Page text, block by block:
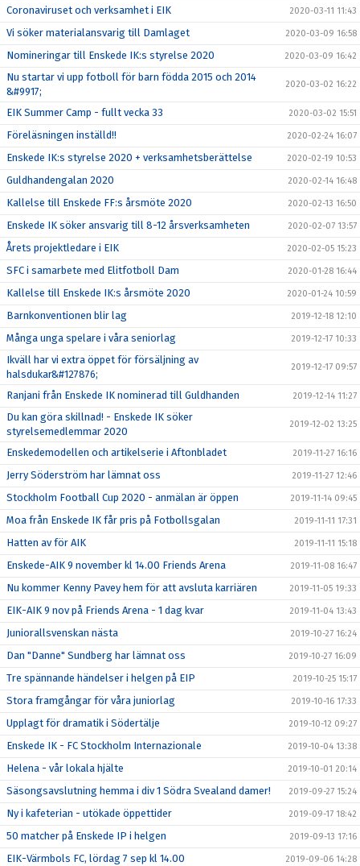
Coronaviruset och verksamhet i EIK 2020-03-11 11:43
Vi söker materialansvarig till Damlaget 2020-03-09 16:58
Nomineringar till Enskede IK:s styrelse 2020 2020-03-09 16:42
Nu startar vi upp fotboll för barn födda 2015 och 2014
&#9917;
2020-03-02 16:22
EIK Summer Camp - fullt vecka 33 2020-03-02 15:51
Föreläsningen inställd!! 2020-02-24 16:07
Enskede IK:s styrelse 2020 + verksamhetsberättelse 2020-02-19 10:53
Guldhandengalan 2020 2020-02-14 16:48
Kallelse till Enskede FF:s årsmöte 2020 2020-02-13 16:50
Enskede IK söker ansvarig till 8-12 årsverksamheten 2020-02-07 13:57
Årets projektledare i EIK 2020-02-05 15:23
SFC i samarbete med Elitfotboll Dam 2020-01-28 16:44
Kallelse till Enskede IK:s årsmöte 2020 2020-01-24 10:59
Barnkonventionen blir lag 2019-12-18 12:10
Många unga spelare i våra seniorlag 2019-12-17 10:33
Ikväll har vi extra öppet för försäljning av
halsdukar&#127876;
2019-12-17 09:57
Ranjani från Enskede IK nominerad till Guldhanden 2019-12-14 11:27
Du kan göra skillnad! - Enskede IK söker
styrelsemedlemmar 2020
2019-12-02 13:25
Enskedemodellen och artikelserie i Aftonbladet 2019-11-27 16:16
Jerry Söderström har lämnat oss 2019-11-27 12:46
Stockholm Football Cup 2020 - anmälan är öppen 2019-11-14 09:45
Moa från Enskede IK får pris på Fotbollsgalan 2019-11-11 17:31
Hatten av för AIK 2019-11-11 15:18
Enskede-AIK 9 november kl 14.00 Friends Arena 2019-11-08 16:47
Nu kommer Kenny Pavey hem för att avsluta karriären 2019-11-05 19:33
EIK-AIK 9 nov på Friends Arena - 1 dag kvar 2019-11-04 13:43
Juniorallsvenskan nästa 2019-10-27 16:24
Dan "Danne" Sundberg har lämnat oss 2019-10-27 16:09
Tre spännande händelser i helgen på EIP 2019-10-25 15:17
Stora framgångar för våra juniorlag 2019-10-16 17:33
Upplagt för dramatik i Södertälje 2019-10-12 09:27
Enskede IK - FC Stockholm Internazionale 2019-10-04 13:38
Helena - vår lokala hjälte 2019-10-01 20:14
Säsongsavslutning hemma i div 1 Södra Svealand damer! 2019-09-27 15:24
Ny i kafeterian - utökade öppettider 2019-09-17 18:42
50 matcher på Enskede IP i helgen 2019-09-13 17:16
EIK-Värmbols FC, lördag 7 sep kl 14.00 2019-09-06 14:28